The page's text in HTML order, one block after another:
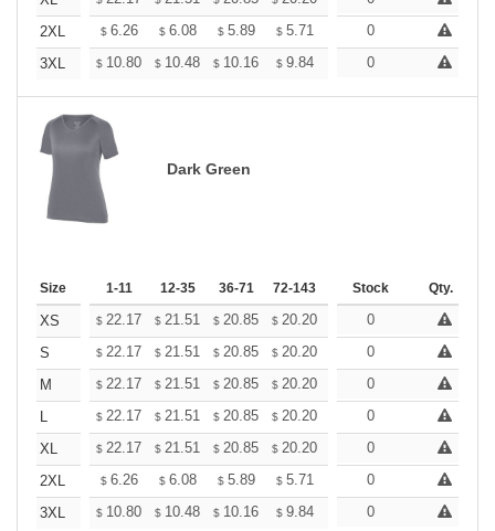
2XL
$ 6.26 $ 6.08 $ 5.89 $ 5.71 5.52
0
3XL
$ 10.80 $ 10.48 $ 10.16 $ 9.84 9.52
0
Dark Green
Size 1-11 12-35 36-71 72-143 144-287 288 + More
Stock Qty.
XS $ 22.17 $ 21.51 $ 20.85 $ 20.20 19.54
0
S
$ 22.17 $ 21.51 $ 20.85 $ 20.20 19.54
0
M
$ 22.17 $ 21.51 $ 20.85 $ 20.20 19.54
0
L
$ 22.17 $ 21.51 $ 20.85 $ 20.20 19.54
0
XL
$ 22.17 $ 21.51 $ 20.85 $ 20.20 19.54
0
2XL
$ 6.26 $ 6.08 $ 5.89 $ 5.71 5.52
0
3XL
$ 10.80 $ 10.48 $ 10.16 $ 9.84 9.52
0